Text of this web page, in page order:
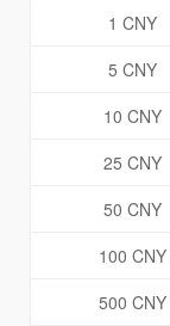
1 CNY
5 CNY
10 CNY
25 CNY
50 CNY
100 CNY
500 CNY